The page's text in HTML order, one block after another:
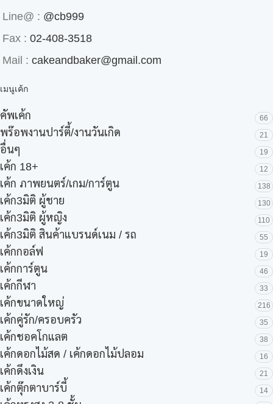
Line@ : @cb999
Fax : 02-408-3518
Mail : cakeandbaker@gmail.com
เมนูเค้ก
คัพเค้ก 66
พร๊อพงานปาร์ตี้/งานวันเกิด 21
อื่นๆ 19
เค้ก 18+ 12
เค้ก ภาพยนตร์/เกม/การ์ตูน 138
เค้ก3มิติ ผู้ชาย 130
เค้ก3มิติ ผู้หญิง 110
เค้ก3มิติ สินค้าแบรนด์เนม / รถ 55
เค้กกอล์ฟ 19
เค้กการ์ตูน 46
เค้กกีฬา 33
เค้กขนาดใหญ่ 216
เค้กคู่รัก/ครอบครัว 35
เค้กชอคโกแลต 38
เค้กดอกไม้สด / เค้กดอกไม้ปลอม 16
เค้กดึงเงิน 21
เค้กตุ๊กตาบาร์บี้ 14